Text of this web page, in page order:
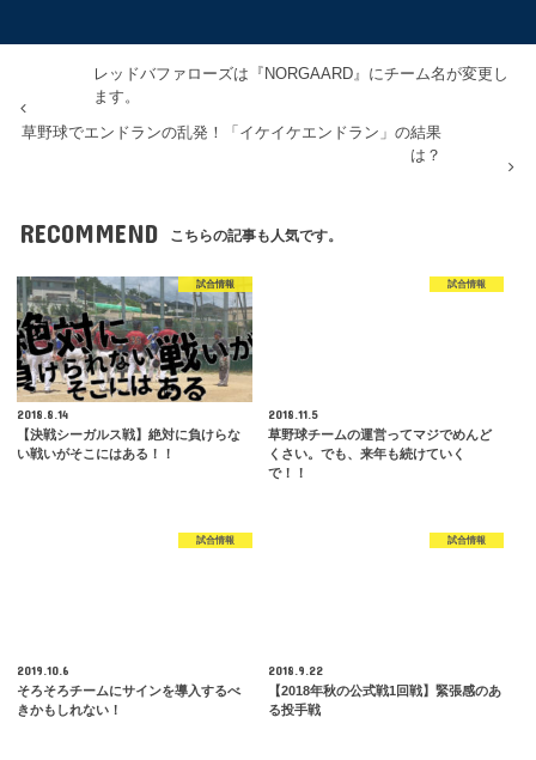
レッドバファローズは『NORGAARD』にチーム名が変更し
ます。
草野球でエンドランの乱発！「イケイケエンドラン」の結果
は？
RECOMMEND こちらの記事も人気です。
試合情報
2018.8.14
【決戦シーガルス戦】絶対に負けらな
い戦いがそこにはある！！
試合情報
2018.11.5
草野球チームの運営ってマジでめんど
くさい。でも、来年も続けていく
で！！
試合情報
2019.10.6
そろそろチームにサインを導入するべ
きかもしれない！
試合情報
2018.9.22
【2018年秋の公式戦1回戦】緊張感のあ
る投手戦